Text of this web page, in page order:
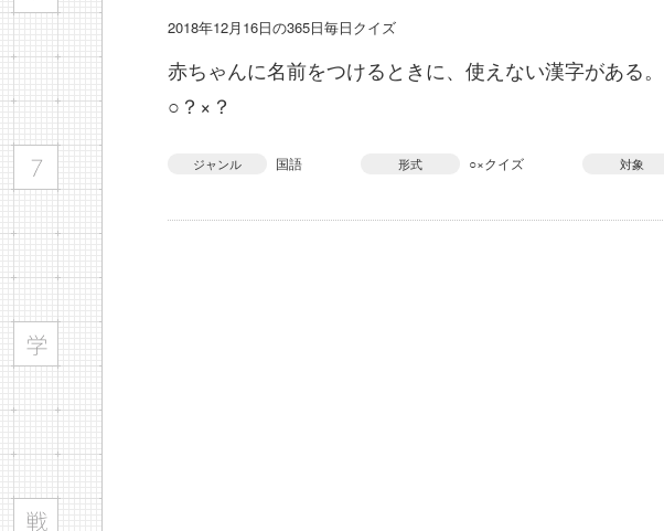
2018年12月16日の365日毎日クイズ
赤ちゃんに名前をつけるときに、使えない漢字がある。
○？×？
ジャンル 国語 形式 ○×クイズ 対象